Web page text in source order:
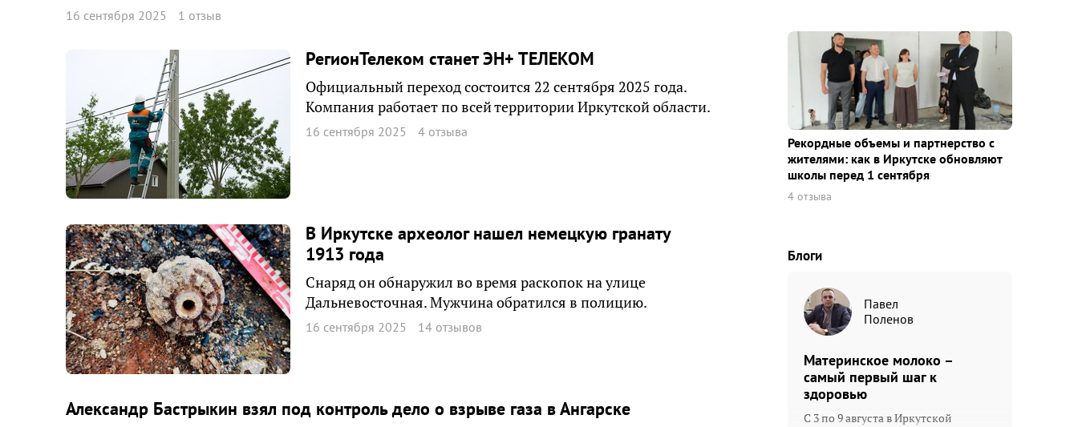
16 сентября 2025 1 отзыв
РегионТелеком станет ЭН+ ТЕЛЕКОМ
Официальный переход состоится 22 сентября 2025 года.
Компания работает по всей территории Иркутской области.
16 сентября 2025 4 отзыва
В Иркутске археолог нашел немецкую гранату
1913 года
Снаряд он обнаружил во время раскопок на улице
Дальневосточная. Мужчина обратился в полицию.
16 сентября 2025 14 отзывов
Александр Бастрыкин взял под контроль дело о взрыве газа в Ангарске
Рекордные объемы и партнерство с
жителями: как в Иркутске обновляют
школы перед 1 сентября
4 отзыва
Блоги
Павел
Поленов
Материнское молоко –
самый первый шаг к
здоровью
С 3 по 9 августа в Иркутской